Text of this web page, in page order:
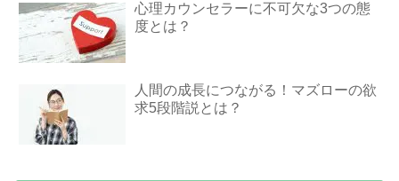
心理カウンセラーに不可欠な3つの態
度とは？
人間の成長につながる！マズローの欲
求5段階説とは？